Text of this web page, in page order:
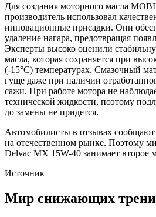
Для создания моторного масла
производитель использовал
инновационные присадки. Они
удаление нагара, предотвращая
Эксперты высоко оценили
масла, которая сохраняется при
(-15°С) температурах. Смазочный
гуще даже при наличии
сажи. При работе мотора не
технической жидкости, поэтому
до замены не придется.
Автомобилисты в отзывах
на отечественном рынке. Поэтому
Delvac MX 15W-40 занимает второе
Источник
Мир снижающих